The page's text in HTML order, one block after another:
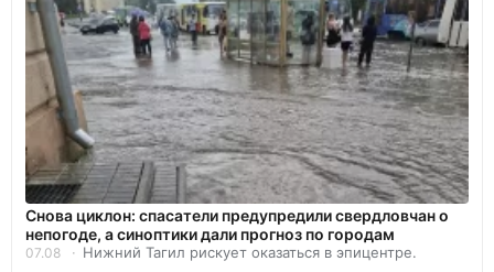
Снова циклон: спасатели предупредили свердловчан о
непогоде, а синоптики дали прогноз по городам
07.08 Нижний Тагил рискует оказаться в эпицентре.